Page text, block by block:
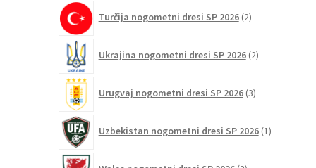
Turčija nogometni dresi SP 2026 2izdelka
Ukrajina nogometni dresi SP 2026 2izdelka
Urugvaj nogometni dresi SP 2026 3izdelki
Uzbekistan nogometni dresi SP 2026 1izdelek